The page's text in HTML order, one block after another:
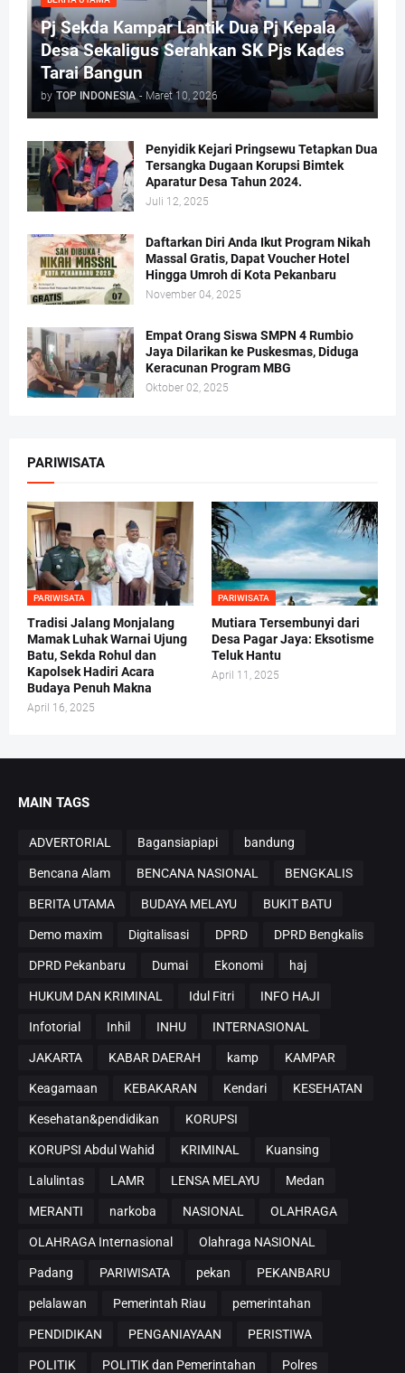
Pj Sekda Kampar Lantik Dua Pj Kepala
Desa Sekaligus Serahkan SK Pjs Kades
Tarai Bangun
by TOP INDONESIA - Maret 10, 2026
Penyidik Kejari Pringsewu Tetapkan Dua
Tersangka Dugaan Korupsi Bimtek
Aparatur Desa Tahun 2024.
Juli 12, 2025
Daftarkan Diri Anda Ikut Program Nikah
Massal Gratis, Dapat Voucher Hotel
Hingga Umroh di Kota Pekanbaru
November 04, 2025
Empat Orang Siswa SMPN 4 Rumbio
Jaya Dilarikan ke Puskesmas, Diduga
Keracunan Program MBG
Oktober 02, 2025
PARIWISATA
PARIWISATA
Tradisi Jalang Monjalang
Mamak Luhak Warnai Ujung
Batu, Sekda Rohul dan
Kapolsek Hadiri Acara
Budaya Penuh Makna
April 16, 2025
PARIWISATA
Mutiara Tersembunyi dari
Desa Pagar Jaya: Eksotisme
Teluk Hantu
April 11, 2025
MAIN TAGS
ADVERTORIAL Bagansiapiapi bandung
Bencana Alam BENCANA NASIONAL BENGKALIS
BERITA UTAMA BUDAYA MELAYU BUKIT BATU
Demo maxim Digitalisasi DPRD DPRD Bengkalis
DPRD Pekanbaru Dumai Ekonomi haj
HUKUM DAN KRIMINAL Idul Fitri INFO HAJI
Infotorial Inhil INHU INTERNASIONAL
JAKARTA KABAR DAERAH kamp KAMPAR
Keagamaan KEBAKARAN Kendari KESEHATAN
Kesehatan&pendidikan KORUPSI
KORUPSI Abdul Wahid KRIMINAL Kuansing
Lalulintas LAMR LENSA MELAYU Medan
MERANTI narkoba NASIONAL OLAHRAGA
OLAHRAGA Internasional Olahraga NASIONAL
Padang PARIWISATA pekan PEKANBARU
pelalawan Pemerintah Riau pemerintahan
PENDIDIKAN PENGANIAYAAN PERISTIWA
POLITIK POLITIK dan Pemerintahan Polres